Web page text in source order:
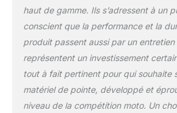
haut de gamme. Ils s’adressent à un
conscient que la performance et la
produit passent aussi par un entretien
représentent un investissement
tout à fait pertinent pour qui souhaite
matériel de pointe, développé et
niveau de la compétition moto. Un